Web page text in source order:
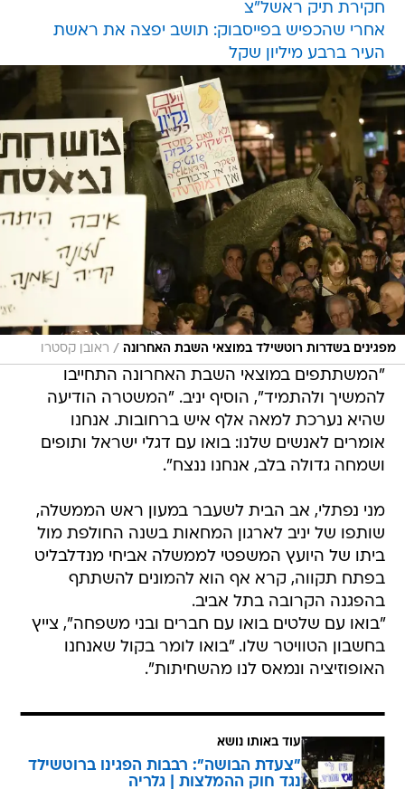
חקירת תיק ראשל"צ
אחרי שהכפיש בפייסבוק: תושב יפצה את ראשת
העיר ברבע מיליון שקל
מפגינים בשדרות רוטשילד במוצאי השבת האחרונה / ראובן קסטרו
"המשתתפים במוצאי השבת האחרונה התחייבו
להמשיך ולהתמיד", הוסיף יניב. "המשטרה הודיעה
שהיא נערכת למאה אלף איש ברחובות. אנחנו
אומרים לאנשים שלנו: בואו עם דגלי ישראל ותופים
ושמחה גדולה בלב, אנחנו ננצח".
מני נפתלי, אב הבית לשעבר במעון ראש הממשלה,
שותפו של יניב לארגון המחאות בשנה החולפת מול
ביתו של היועץ המשפטי לממשלה אביחי מנדלבליט
בפתח תקווה, קרא אף הוא להמונים להשתתף
בהפגנה הקרובה בתל אביב.
"בואו עם שלטים בואו עם חברים ובני משפחה", צייץ
בחשבון הטוויטר שלו. "בואו לומר בקול שאנחנו
האופוזיציה ונמאס לנו מהשחיתות".
עוד באותו נושא
"צעדת הבושה": רבבות הפגינו ברוטשילד
נגד חוק ההמלצות | גלריה